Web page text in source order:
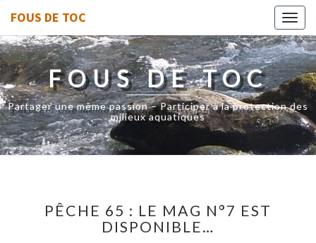
FOUS DE TOC
FOUS DE TOC
Partager une même passion – Participer à la protection des
milieux aquatiques
65
:
PÊCHE 65 : LE MAG N°7 EST
DISPONIBLE…